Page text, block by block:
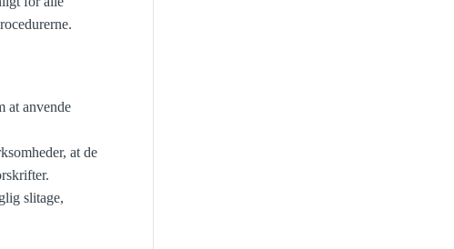
at anvende
at de
slitage,